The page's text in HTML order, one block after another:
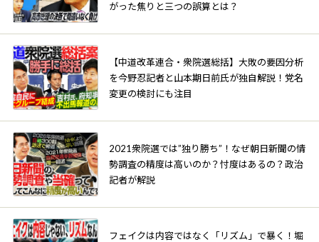
がった焦りと三つの誤算とは？
【中道改革連合・衆院選総括】大敗の要因分析
を今野忍記者と山本期日前氏が独自解説！党名
変更の検討にも注目
2021衆院選では”独り勝ち”！なぜ朝日新聞の情
勢調査の精度は高いのか？忖度はあるの？政治
記者が解説
フェイクは内容ではなく「リズム」で暴く！堀